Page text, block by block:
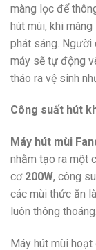
màng lọc để
hút mùi, khi
phát sáng. Người
máy sẽ tự động
tháo ra vệ sinh
Công suất hút
Máy hút mùi
nhằm tạo ra một
cơ 200W, công
các mùi thức ăn
luôn thông thoáng.
Máy hút mùi